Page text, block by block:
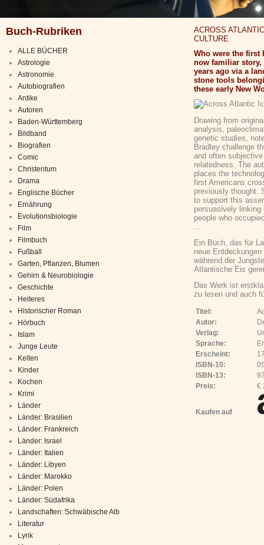
Buch-Rubriken
ALLE BÜCHER
Astrologie
Astronomie
Autobiografien
Antike
Autoren
Baden-Württemberg
Bildband
Biografien
Comic
Christentum
Drama
Englische Bücher
Ernährung
Evolutionsbiologie
Film
Filmbuch
Fußball
Garten, Pflanzen, Blumen
Gehirn & Neurobiologie
Geschichte
Heiteres
Historischer Roman
Hörbuch
Islam
Junge Leute
Kelten
Kinder
Kochen
Krimi
Länder
Länder: Brasilien
Länder: Frankreich
Länder: Israel
Länder: Italien
Länder: Libyen
Länder: Marokko
Länder: Polen
Länder: Südafrika
Landschaften: Schwäbische Alb
Literatur
Lyrik
ACROSS
CULTURE
Who were the first
now familiar story,
years ago via a
stone tools
these early New
Drawing from
analysis,
genetic studies,
Bradley challenge
and often
relatedness. The
places the
first Americans
previously thought.
to support this
persuasively
people who
...
Ein Buch, das für
neue
während der
Atlantische Eis
Das Werk ist
zu lesen und auch
Titel:
Autor:
Verlag:
Sprache:
Erscheint:
ISBN-10:
ISBN-13:
Preis:
€
Kaufen auf